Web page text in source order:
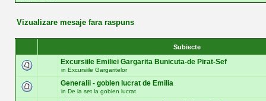
Vizualizare mesaje fara raspuns
Subiecte
Excursiile Emiliei Gargarita Bunicuta-de Pirat-Sef
in Excursiile Gargaritelor
Generalii - goblen lucrat de Emilia
in De la set la goblen lucrat